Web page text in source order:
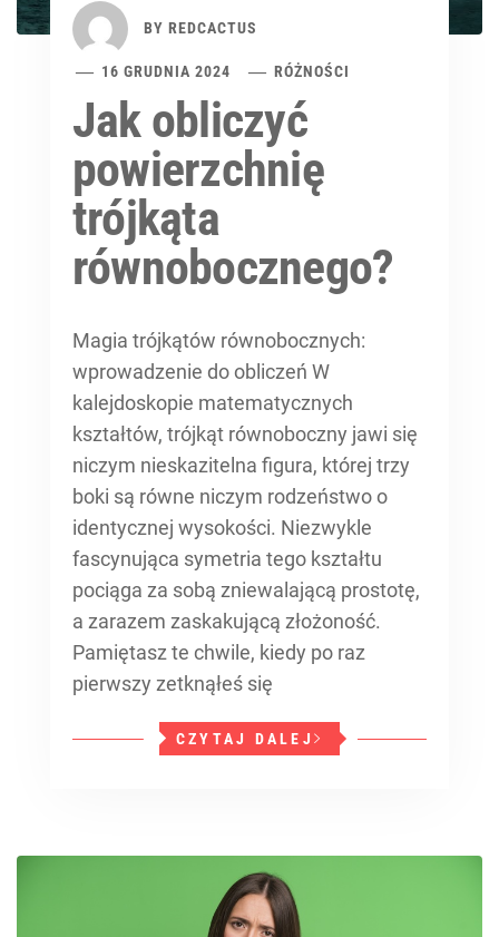
BY REDCACTUS
16 GRUDNIA 2024 RÓŻNOŚCI
Jak obliczyć
powierzchnię
trójkąta
równobocznego?
Magia trójkątów równobocznych:
wprowadzenie do obliczeń W
kalejdoskopie matematycznych
kształtów, trójkąt równoboczny jawi się
niczym nieskazitelna figura, której trzy
boki są równe niczym rodzeństwo o
identycznej wysokości. Niezwykle
fascynująca symetria tego kształtu
pociąga za sobą zniewalającą prostotę,
a zarazem zaskakującą złożoność.
Pamiętasz te chwile, kiedy po raz
pierwszy zetknąłeś się
CZYTAJ DALEJ